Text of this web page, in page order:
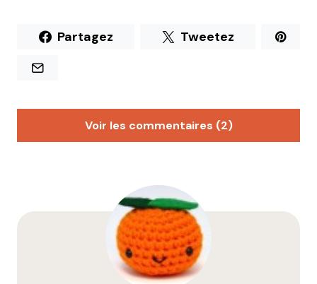
Partagez Tweetez
Voir les commentaires (2)
Je ne sais pas comment se passe l’accès à l’espace
terrasse à l’arrière du musée mais j’ai eu l’occasion
d’y pique-niquer pendant une journée organisée
par la compagnie de théâtre lyonnaise « la
compagnie de trop » (journée très sympa). ils
avaient investi les lieux ombragés derrière le musée